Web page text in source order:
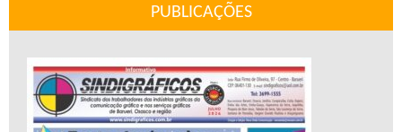
PUBLICAÇÕES